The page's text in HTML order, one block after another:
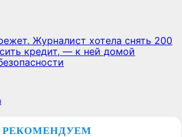
Журналист хотела снять 200
кредит, — к ней домой
РЕКОМЕНДУЕМ